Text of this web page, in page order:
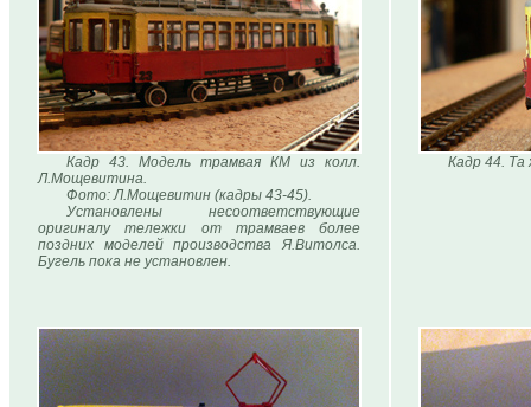
Кадр 43. Модель трамвая КМ из колл.
Л.Мощевитина.
Фото: Л.Мощевитин (кадры 43-45).
Установлены несоответствующие
оригиналу тележки от трамваев более
поздних моделей производства Я.Витолса.
Бугель пока не установлен.
Кадр 44. Та